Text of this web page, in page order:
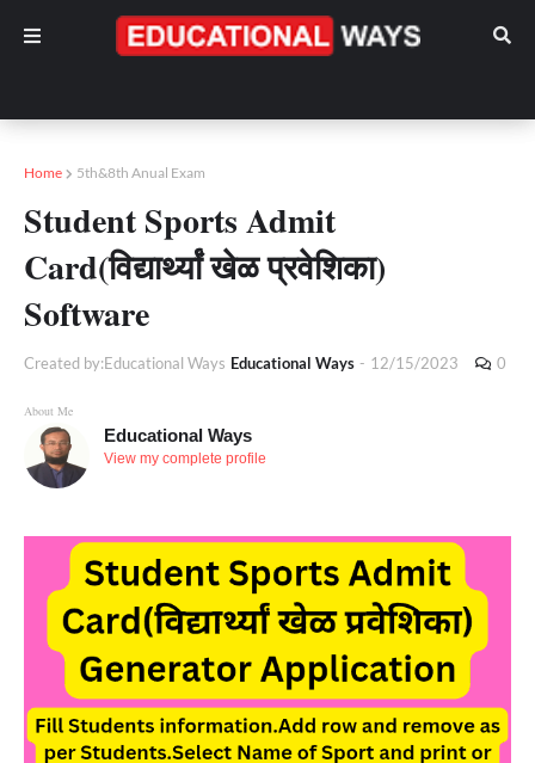
Home 5th&8th Anual Exam
Student Sports Admit
Card(विद्यार्थ्यां खेळ प्रवेशिका)
Software
Created by:Educational Ways Educational Ways - 12/15/2023 0
About Me
Educational Ways
View my complete profile